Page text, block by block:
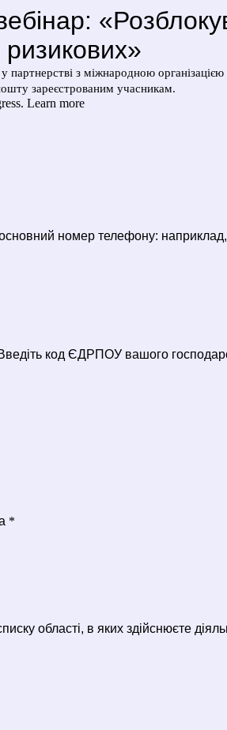
ризикових»
партнерстві з міжнародною
зареєстрованим учасникам.
Learn more
номер телефону:
код ЄДРПОУ вашого
*
області, в яких здійснюєте